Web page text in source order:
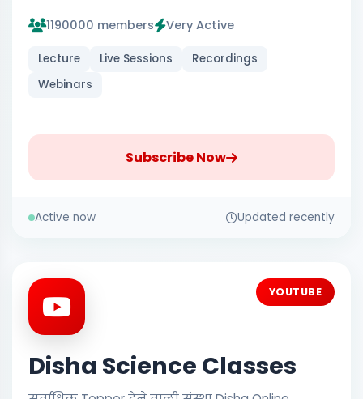
1190000 members Very Active
Lecture Live Sessions
Recordings
Webinars
Subscribe Now
Active now Updated recently
YOUTUBE
Disha Science Classes